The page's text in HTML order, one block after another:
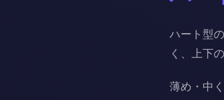
ハート型
く、上下
薄め・中